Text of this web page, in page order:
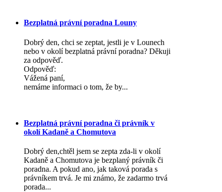
Bezplatná právní poradna Louny
Dobrý den, chci se zeptat, jestli je v Lounech
nebo v okolí bezplatná právní poradna? Děkuji
za odpověď.
Odpověď:
Vážená paní,
nemáme informaci o tom, že by...
Bezplatná právní poradna či právník v
okolí Kadaně a Chomutova
Dobrý den,chtěl jsem se zepta zda-li v okolí
Kadaně a Chomutova je bezplaný právník či
poradna. A pokud ano, jak taková porada s
právníkem trvá. Je mi známo, že zadarmo trvá
porada...